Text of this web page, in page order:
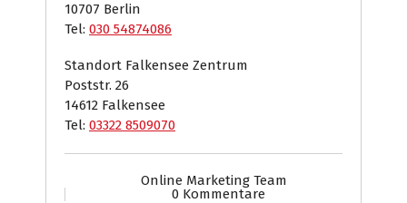
10707 Berlin
Tel: 030 54874086
Standort Falkensee Zentrum
Poststr. 26
14612 Falkensee
Tel: 03322 8509070
Online Marketing Team
0 Kommentare